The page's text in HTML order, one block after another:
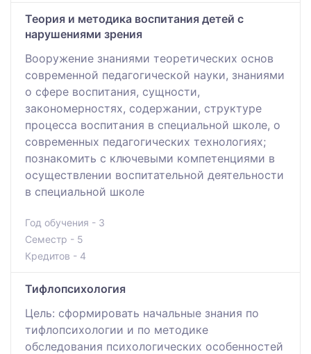
Теория и методика воспитания детей с
нарушениями зрения
Вооружение знаниями теоретических основ
современной педагогической науки, знаниями
о сфере воспитания, сущности,
закономерностях, содержании, структуре
процесса воспитания в специальной школе, о
современных педагогических технологиях;
познакомить с ключевыми компетенциями в
осуществлении воспитательной деятельности
в специальной школе
Год обучения - 3
Семестр - 5
Кредитов - 4
Тифлопсихология
Цель: сформировать начальные знания по
тифлопсихологии и по методике
обследования психологических особенностей